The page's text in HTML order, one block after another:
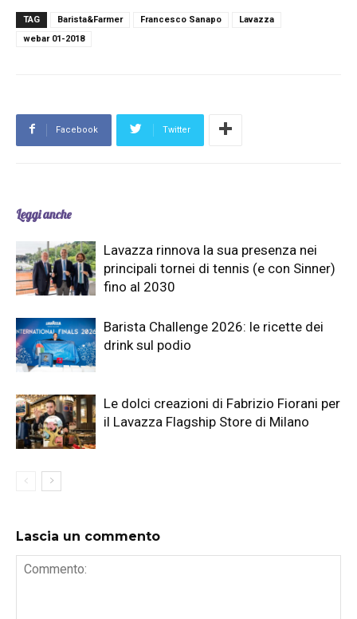
TAG Barista&Farmer Francesco Sanapo
Lavazza
webar 01-2018
Facebook Twitter
Leggi anche
Lavazza rinnova la sua presenza nei
principali tornei di tennis (e con Sinner)
fino al 2030
Barista Challenge 2026: le ricette dei
drink sul podio
Le dolci creazioni di Fabrizio Fiorani per
il Lavazza Flagship Store di Milano
Lascia un commento